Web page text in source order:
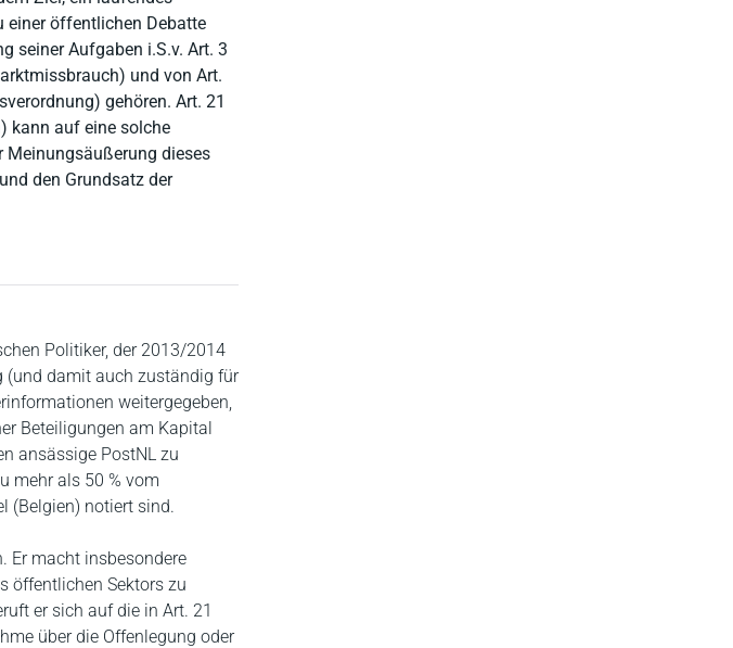
einer öffentlichen Debatte
seiner Aufgaben i.S.v. Art. 3
und von Art.
gehören. Art. 21
kann auf eine solche
Meinungsäußerung dieses
den Grundsatz der
Politiker, der 2013/2014
(und damit auch zuständig für
weitergegeben,
Beteiligungen am Kapital
ansässige PostNL zu
mehr als 50 % vom
(Belgien) notiert sind.
Er macht insbesondere
öffentlichen Sektors zu
er sich auf die in Art. 21
über die Offenlegung oder